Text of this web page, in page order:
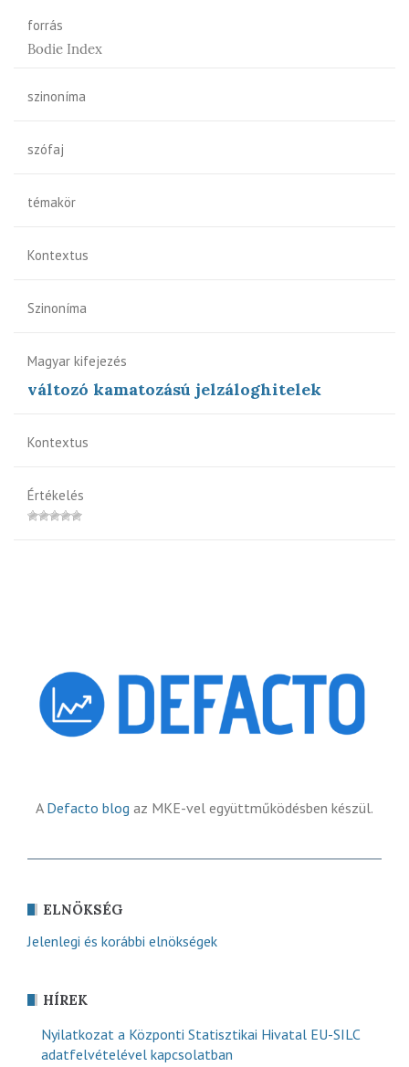
forrás
Bodie Index
szinoníma
szófaj
témakör
Kontextus
Szinoníma
Magyar kifejezés
változó kamatozású jelzáloghitelek
Kontextus
Értékelés
A Defacto blog az MKE-vel együttműködésben készül.
ELNÖKSÉG
Jelenlegi és korábbi elnökségek
HÍREK
Nyilatkozat a Központi Statisztikai Hivatal EU-SILC
adatfelvételével kapcsolatban